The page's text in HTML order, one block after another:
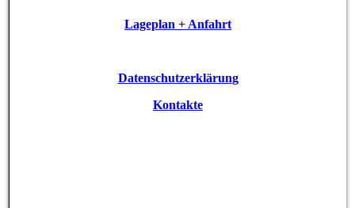
Lageplan + Anfahrt
Datenschutzerklärung
Kontakte